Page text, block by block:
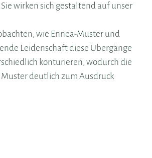
wirken sich gestaltend auf unser
wie Ennea-Muster und
Leidenschaft diese Übergänge
konturieren, wodurch die
deutlich zum Ausdruck